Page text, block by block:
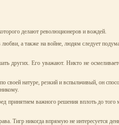
делают революционеров и вождей.
а также на войне, людям следует
других. Его уважают. Никто не
своей натуре, резкий и вспыльчивый, он
принятием важного решения вплоть до
Тигр никогда впрямую не интересуется